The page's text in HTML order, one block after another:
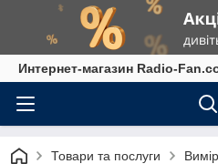
Интернет-магазин Radio-
Товари та послуги